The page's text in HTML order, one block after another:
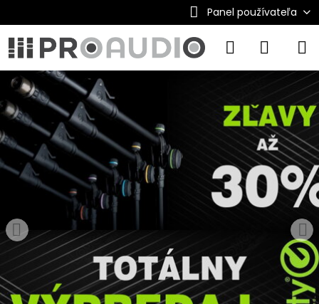
Panel používateľa